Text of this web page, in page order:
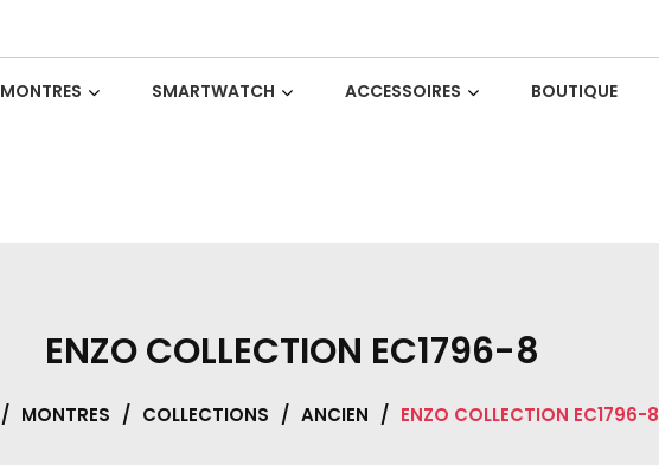
MONTRES SMARTWATCH ACCESSOIRES BOUTIQUE
ENZO COLLECTION EC1796-8
/ MONTRES / COLLECTIONS / ANCIEN / ENZO COLLECTION EC1796-8